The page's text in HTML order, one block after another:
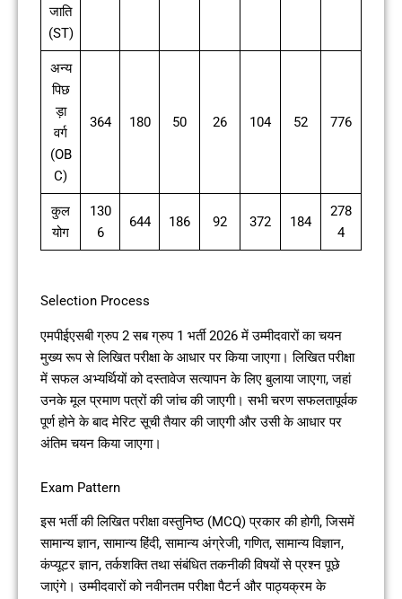
जाति
(ST)
अन्य
पिछ
ड़ा
वर्ग
(OB
C)
364 180 50 26 104 52 776
कुल
योग
130
6
644 186 92 372 184
278
4
Selection Process
एमपीईएसबी ग्रुप 2 सब ग्रुप 1 भर्ती 2026 में उम्मीदवारों का चयन
मुख्य रूप से लिखित परीक्षा के आधार पर किया जाएगा। लिखित परीक्षा
में सफल अभ्यर्थियों को दस्तावेज सत्यापन के लिए बुलाया जाएगा, जहां
उनके मूल प्रमाण पत्रों की जांच की जाएगी। सभी चरण सफलतापूर्वक
पूर्ण होने के बाद मेरिट सूची तैयार की जाएगी और उसी के आधार पर
अंतिम चयन किया जाएगा।
Exam Pattern
इस भर्ती की लिखित परीक्षा वस्तुनिष्ठ (MCQ) प्रकार की होगी, जिसमें
सामान्य ज्ञान, सामान्य हिंदी, सामान्य अंग्रेजी, गणित, सामान्य विज्ञान,
कंप्यूटर ज्ञान, तर्कशक्ति तथा संबंधित तकनीकी विषयों से प्रश्न पूछे
जाएंगे। उम्मीदवारों को नवीनतम परीक्षा पैटर्न और पाठ्यक्रम के